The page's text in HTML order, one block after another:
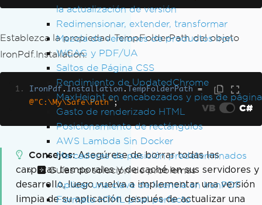
la actualización de versión
Redimensionar, extender, transformar
Mezcla de versiones de productos Iron
WCAG y PDF/UA
Saltos de Página CSS
Rendimiento de UpdatedChrome
MaxHeight en encabezados y pies de página
Gasto de renderizado HTML
Posicionamiento de rectángulos
AWS Lambda Sin Docker
Marcadores de posición predeterminados
Guías de solución de problemas
Aplicar una clave de licencia en IronPDF
Formato HTML píxel perfecto
Establezca la propiedad TempFolderPath del objeto
IronPdf.Installation.
IronPdf . Installation . TempFolderPath
=
@"C:\My\Safe\Path"; VB C#
Consejos Asegúrese de borrar todas las
carpetas temporales y de caché en sus servidores y
desarrollo, luego vuelva a implementar una versión
limpia de su aplicación después de actualizar una